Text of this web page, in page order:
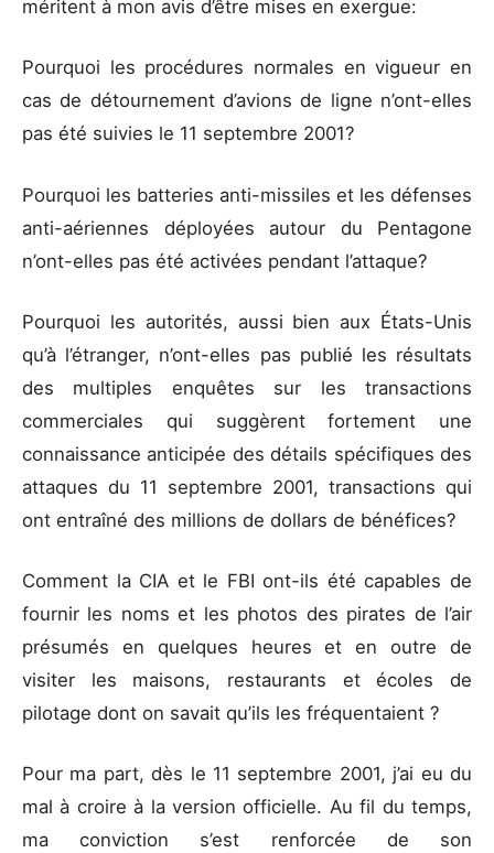
méritent à mon avis d’être mises en exergue:
Pourquoi les procédures normales en vigueur en
cas de détournement d’avions de ligne n’ont-elles
pas été suivies le 11 septembre 2001?
Pourquoi les batteries anti-missiles et les défenses
anti-aériennes déployées autour du Pentagone
n’ont-elles pas été activées pendant l’attaque?
Pourquoi les autorités, aussi bien aux États-Unis
qu’à l’étranger, n’ont-elles pas publié les résultats
des multiples enquêtes sur les transactions
commerciales qui suggèrent fortement une
connaissance anticipée des détails spécifiques des
attaques du 11 septembre 2001, transactions qui
ont entraîné des millions de dollars de bénéfices?
Comment la CIA et le FBI ont-ils été capables de
fournir les noms et les photos des pirates de l’air
présumés en quelques heures et en outre de
visiter les maisons, restaurants et écoles de
pilotage dont on savait qu’ils les fréquentaient ?
Pour ma part, dès le 11 septembre 2001, j’ai eu du
mal à croire à la version officielle. Au fil du temps,
ma conviction s’est renforcée de son